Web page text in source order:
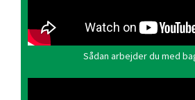
Sådan arbejder du med